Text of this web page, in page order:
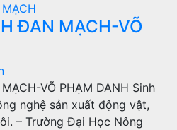
ĐAN MẠCH-VÕ
VÕ PHẠM DANH Sinh
nghệ sản xuất động vật,
– Trường Đại Học Nông